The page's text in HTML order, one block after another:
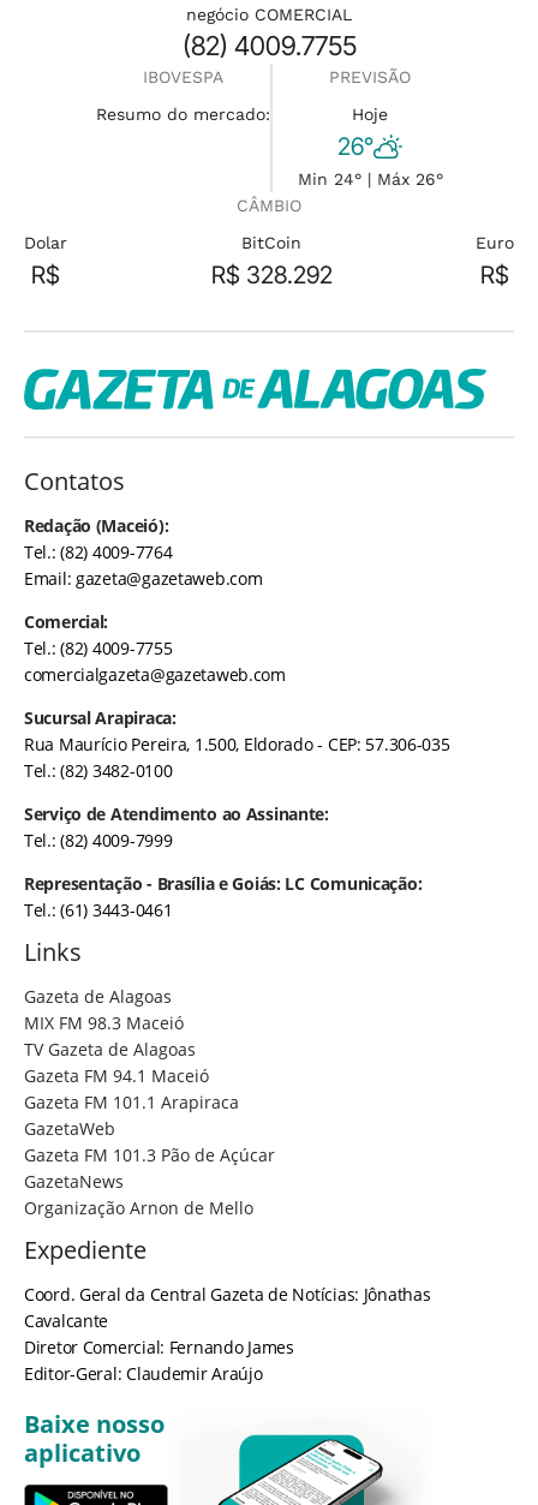
negócio COMERCIAL
(82) 4009.7755
IBOVESPA
Resumo do mercado:
PREVISÃO
Hoje
26°
Min 24° | Máx 26°
CÂMBIO
Dolar
R$
BitCoin
R$ 328.292
Euro
R$
Contatos
Redação (Maceió):
Tel.: (82) 4009-7764
Email:gazeta@gazetaweb.com
Comercial:
Tel.: (82) 4009-7755
comercialgazeta@gazetaweb.com
Sucursal Arapiraca:
Rua Maurício Pereira, 1.500, Eldorado - CEP: 57.306-035
Tel.: (82) 3482-0100
Serviço de Atendimento ao Assinante:
Tel.: (82) 4009-7999
Representação - Brasília e Goiás: LC Comunicação:
Tel.: (61) 3443-0461
Links
Gazeta de Alagoas
MIX FM 98.3 Maceió
TV Gazeta de Alagoas
Gazeta FM 94.1 Maceió
Gazeta FM 101.1 Arapiraca
GazetaWeb
Gazeta FM 101.3 Pão de Açúcar
GazetaNews
Organização Arnon de Mello
Expediente
Coord. Geral da Central Gazeta de Notícias: Jônathas
Cavalcante
Diretor Comercial: Fernando James
Editor-Geral: Claudemir Araújo
Baixe nosso
aplicativo